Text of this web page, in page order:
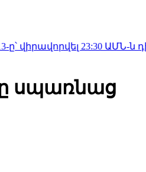
23:30ԱՄՆ-ն
սպառնաց